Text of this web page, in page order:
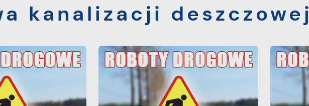
kanalizacji deszczowej